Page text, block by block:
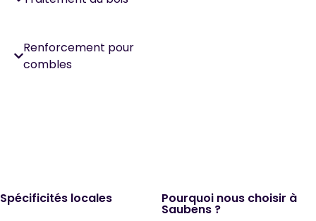
Renforcement pour
combles
Spécificités locales
Pourquoi nous choisir à
Saubens ?